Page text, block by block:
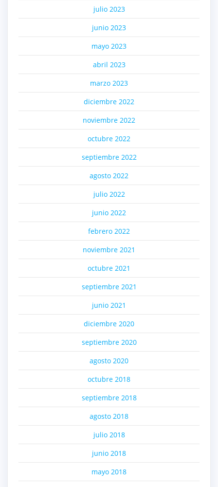
julio 2023
junio 2023
mayo 2023
abril 2023
marzo 2023
diciembre 2022
noviembre 2022
octubre 2022
septiembre 2022
agosto 2022
julio 2022
junio 2022
febrero 2022
noviembre 2021
octubre 2021
septiembre 2021
junio 2021
diciembre 2020
septiembre 2020
agosto 2020
octubre 2018
septiembre 2018
agosto 2018
julio 2018
junio 2018
mayo 2018